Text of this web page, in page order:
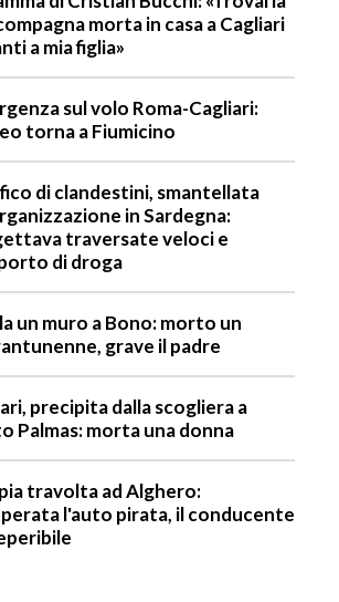
morta in casa a Cagliari
a mia figlia»
sul volo Roma-Cagliari:
torna a Fiumicino
di clandestini, smantellata
in Sardegna:
traversate veloci e
di droga
un muro a Bono: morto un
grave il padre
precipita dalla scogliera a
Palmas: morta una donna
travolta ad Alghero:
l'auto pirata, il conducente